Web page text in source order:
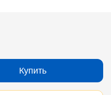
Купить